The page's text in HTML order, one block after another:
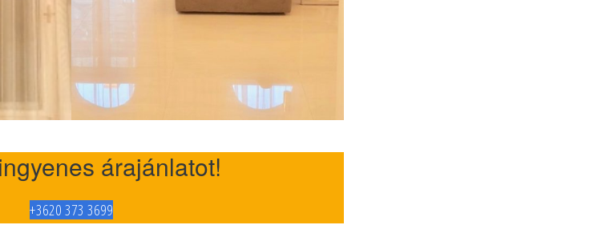
árajánlatot!
+3620 373 3699